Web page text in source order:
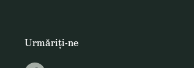
Urmăriți-ne